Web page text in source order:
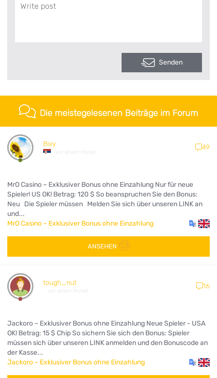
Senden
Die meistegelesenen Beiträge im Forum
Bixy
vor einem Monat
49
MrO Casino – Exklusiver Bonus ohne Einzahlung Nur für neue
Spieler! US OK! Betrag: 120 $ So beanspruchen Sie den Bonus:
Neu Die Spieler müssen Melden Sie sich über unseren LINK an
und...
MrO Casino – Exklusiver Bonus ohne Einzahlung
ANSEHEN
tough_nut
vor einem Monat
16
Jackoro – Exklusiver Bonus ohne Einzahlung Neue Spieler - USA
OK! Betrag: 15 $ Chip So sichern Sie sich den Bonus: Spieler
müssen sich über unseren LINK anmelden und den Bonuscode an
der Kasse...
Jackoro – Exklusiver Bonus ohne Einzahlung